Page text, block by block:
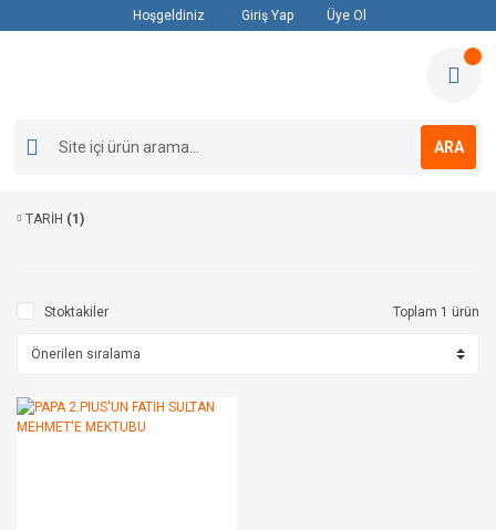
Hoşgeldiniz Giriş Yap Üye Ol
ARA
TARİH (1)
Stoktakiler Toplam 1 ürün